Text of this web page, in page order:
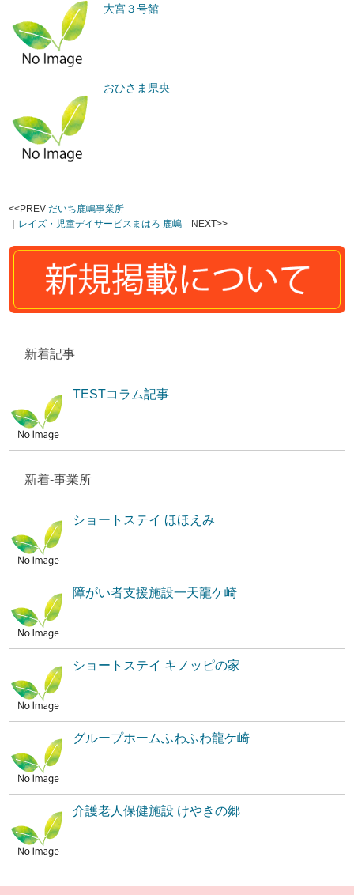
大宮３号館
おひさま県央
<<PREVだいち鹿嶋事業所
｜ レイズ・児童デイサービスまはろ 鹿嶋 NEXT>>
新着記事
TESTコラム記事
新着-事業所
ショートステイ ほほえみ
障がい者支援施設一天龍ケ崎
ショートステイ キノッピの家
グループホームふわふわ龍ケ崎
介護老人保健施設 けやきの郷